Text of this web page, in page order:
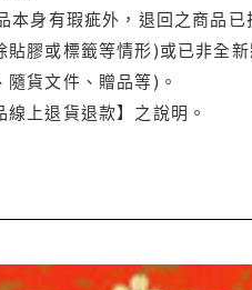
本身有瑕疵外，退回之商品
膠或標籤等情形)或已非全
貨文件、贈品等)。
上退貨退款】之說明。